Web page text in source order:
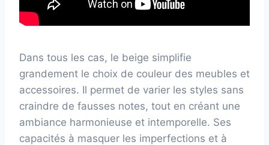
Dans tous les cas, le beige simplifie
grandement le choix de couleur des meubles et
accessoires. Il permet de varier les styles sans
craindre de fausses notes, tout en créant une
ambiance harmonieuse et intemporelle. Ses
capacités à masquer les imperfections et à